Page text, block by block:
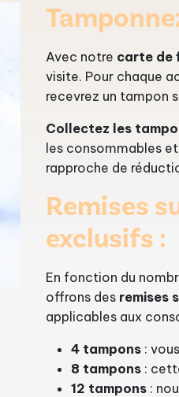
Avec notre carte de
visite. Pour chaque
recevrez un tampon
Collectez les
les consommables
rapproche de
Remises
exclusifs :
En fonction du
offrons des remises
applicables aux
4 tampons :
8 tampons :
12 tampons :